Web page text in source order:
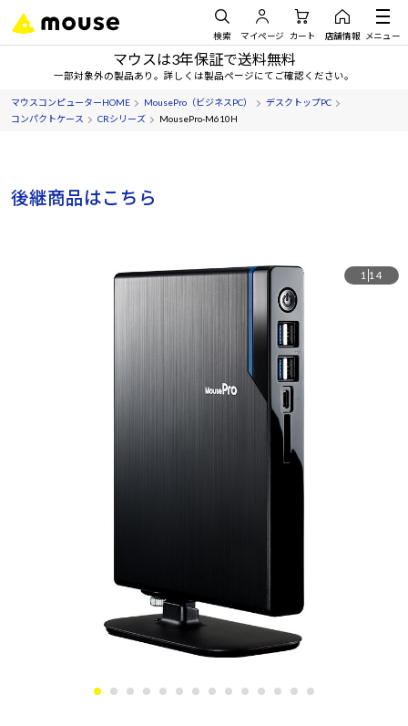
検索 マイページ カート 店舗情報 メニュー
マウスは3年保証で送料無料
一部対象外の製品あり。詳しくは製品ページにてご確認ください。
マウスコンピューターHOME MousePro（ビジネスPC）
デスクトップPC
コンパクトケース
CRシリーズ MousePro-M610H
後継商品はこちら
1 14